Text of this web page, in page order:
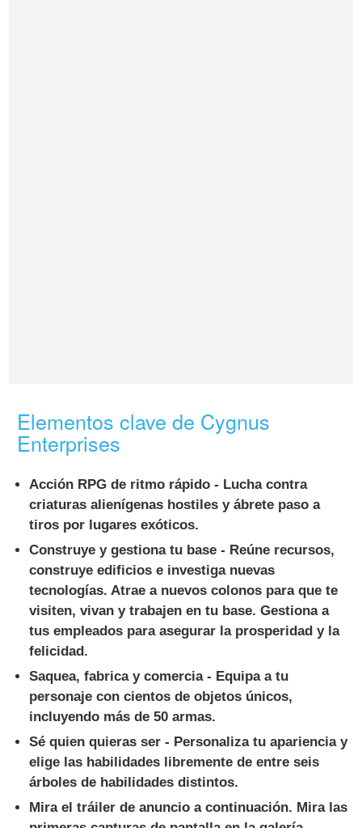
Elementos clave de Cygnus
Enterprises
Acción RPG de ritmo rápido - Lucha contra
criaturas alienígenas hostiles y ábrete paso a
tiros por lugares exóticos.
Construye y gestiona tu base - Reúne recursos,
construye edificios e investiga nuevas
tecnologías. Atrae a nuevos colonos para que te
visiten, vivan y trabajen en tu base. Gestiona a
tus empleados para asegurar la prosperidad y la
felicidad.
Saquea, fabrica y comercia - Equipa a tu
personaje con cientos de objetos únicos,
incluyendo más de 50 armas.
Sé quien quieras ser - Personaliza tu apariencia y
elige las habilidades libremente de entre seis
árboles de habilidades distintos.
Mira el tráiler de anuncio a continuación. Mira las